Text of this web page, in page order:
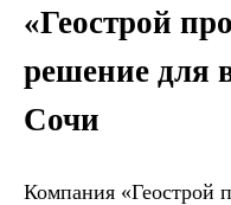
«Геострой
решение для
Сочи
Компания «Геострой